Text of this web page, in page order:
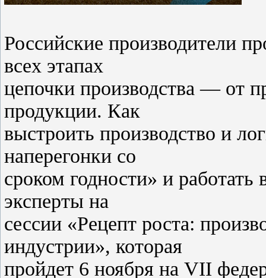
Российские производители
всех этапах
цепочки производства — от
продукции. Как
выстроить производство и
наперегонки со
сроком годности» и
эксперты на
сессии «Рецепт роста:
индустрии», которая
пройдет 6 ноября на VII